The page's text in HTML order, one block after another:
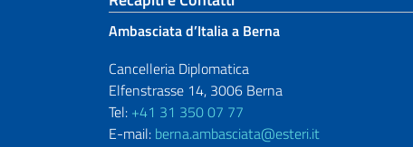
Ambasciata d’Italia a Berna
Cancelleria Diplomatica
Elfenstrasse 14, 3006 Berna
Tel: +41 31 350 07 77
E-mail: berna.ambasciata@esteri.it